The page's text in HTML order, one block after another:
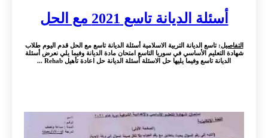
أسئلة الديانة تاسع 2021 مع الحل
التفاصيل: تاسع الديانة التربية الاسلامية أسئلة الديانة تاسع مع الحل قدم اليوم طلاب
شهادة التعليم الأساسي في سوريا التاسع امتحان مادة الديانة وفيما يلي نعرض أسئلة
الديانة تاسع وفيما يليها حل الاسئلة أسئلة الديانة حل اعادة تأهيل Rehab ...